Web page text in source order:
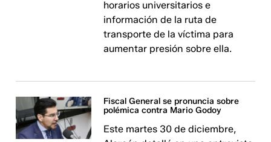
horarios universitarios e
información de la ruta de
transporte de la víctima para
aumentar presión sobre ella.
Fiscal General se pronuncia sobre
polémica contra Mario Godoy
Este martes 30 de diciembre,